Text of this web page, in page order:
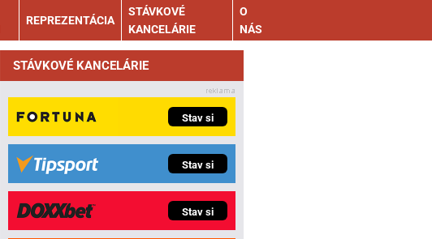
REPREZENTÁCIA
STÁVKOVÉ
KANCELÁRIE
O
NÁS
STÁVKOVÉ KANCELÁRIE
Stav si
Stav si
Stav si